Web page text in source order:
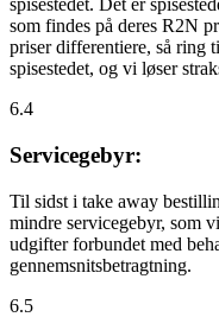
spisestedet. Det er
som findes på deres R2N
priser differentiere, så ring
spisestedet, og vi løser
6.4
Servicegebyr:
Til sidst i take away
mindre servicegebyr, som
udgifter forbundet med
gennemsnitsbetragtning.
6.5